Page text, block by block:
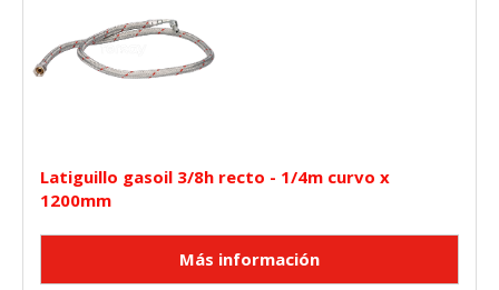
Latiguillo gasoil 3/8h recto - 1/4m curvo x
1200mm